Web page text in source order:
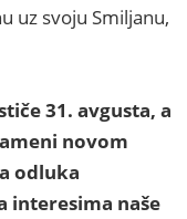
uz svoju Smiljanu,
31. avgusta, a
novom
odluka
interesima naše